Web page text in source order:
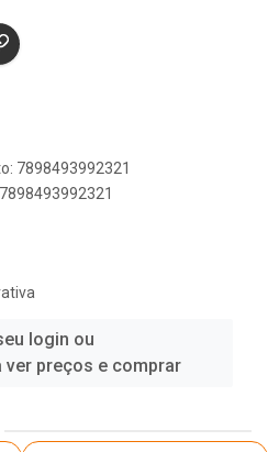
7898493992321
login ou
ver preços e comprar